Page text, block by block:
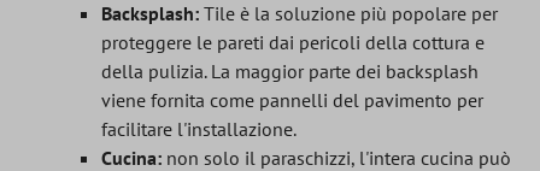
Backsplash: Tile è la soluzione più popolare per
proteggere le pareti dai pericoli della cottura e
della pulizia. La maggior parte dei backsplash
viene fornita come pannelli del pavimento per
facilitare l'installazione.
Cucina: non solo il paraschizzi, l'intera cucina può